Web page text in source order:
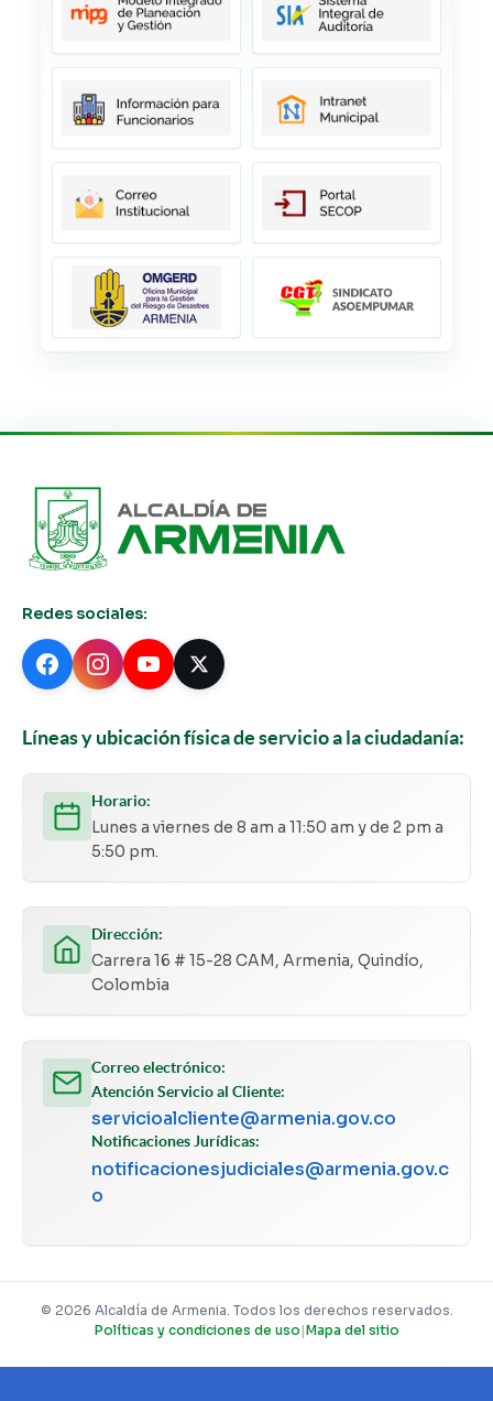
Redes sociales:
Líneas y ubicación física de servicio a la ciudadanía:
Horario:
Lunes a viernes de 8 am a 11:50 am y de 2 pm a
5:50 pm.
Dirección:
Carrera 16 # 15-28 CAM, Armenia, Quindío,
Colombia
Correo electrónico:
Atención Servicio al Cliente:
servicioalcliente@armenia.gov.co
Notificaciones Jurídicas:
notificacionesjudiciales@armenia.gov.c
o
© 2026 Alcaldía de Armenia. Todos los derechos reservados.
Políticas y condiciones de uso |Mapa del sitio